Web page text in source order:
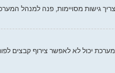
גישות מסויימות, פנה למנהל
יכול לא לאפשר צירוף קבצים